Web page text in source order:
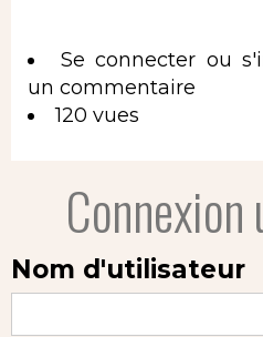
Se connecter ou
un commentaire
120 vues
Nom d'utilisateur